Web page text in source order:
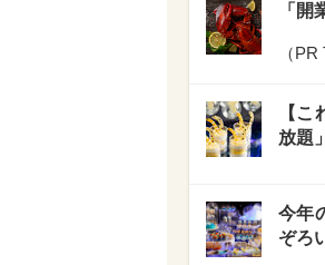
「
（PR
【
放題
今年
ぞろ